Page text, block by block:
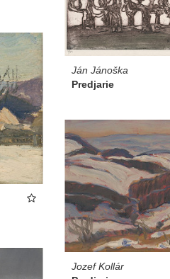
Ján Jánoška
Predjarie
Jozef Kollár